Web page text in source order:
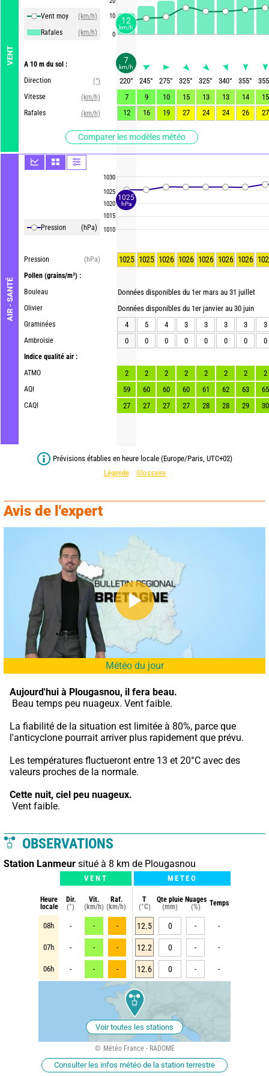
VENT
Vent moy
(km/h)
Rafales
(km/h)
A 10 m du sol :
Direction
(°)
Vitesse
(km/h)
Rafales
(km/h)
Comparer les modèles météo
AIR - SANTÉ
Pression (hPa)
Pression
(hPa)
Pollen (grains/m³) :
Bouleau
Olivier
Graminées
Ambroisie
Indice qualité air :
ATMO
AQI
CAQI
10
0
1030
1025
1020
1015
1010
220° 245° 275° 325° 325° 340° 355°
355
7
9 10 15 13 13 14
15
12
16 19 27 24 24 26 27
1025 1025 1026 1026 1026 1026 1026
Données disponibles du 1er mars au 31 juillet
Données disponibles du 1er janvier au 30 juin
4
5 4 3 3 3 3
3
0
0 0 0 0 0 0 0
2 2 2 2 2 2 2
2
59
60 60 60 61 62 63
65
27
27 27 27 28 28 29 30
Prévisions établies en heure locale (Europe/Paris, UTC+02)
Légende
Glossaire
Avis de l'expert
Météo du jour
Aujourd'hui à Plougasnou, il fera beau.
Beau temps peu nuageux. Vent faible.
La fiabilité de la situation est limitée à 80%, parce que
l'anticyclone pourrait arriver plus rapidement que prévu.
Les températures fluctueront entre 13 et 20°C avec des
valeurs proches de la normale.
Cette nuit, ciel peu nuageux.
Vent faible.
OBSERVATIONS
Station Lanmeur situé à 8 km de Plougasnou
VENT METEO
Heure
locale
Dir.
(°)
Vit.
(km/h)
Raf.
(km/h)
T
(°C)
Qte pluie
(mm)
Nuages
(%)
Temps
08h - - - 12.5 0 - -
07h - - - 12.2 0 - -
06h - - - 12.6 0 - -
Voir toutes les stations
Météo France - RADOME
Consulter les infos météo de la station terrestre
7
km/h
12
km/h
1025
hPa